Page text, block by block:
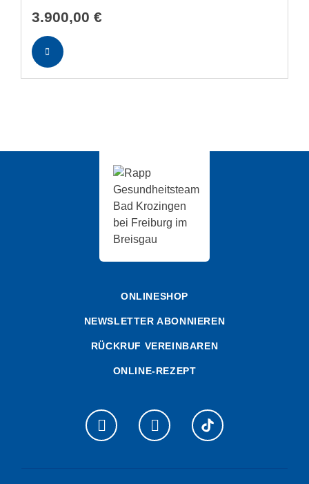
3.900,00€
ONLINESHOP
NEWSLETTER ABONNIEREN
RÜCKRUF VEREINBAREN
ONLINE-REZEPT